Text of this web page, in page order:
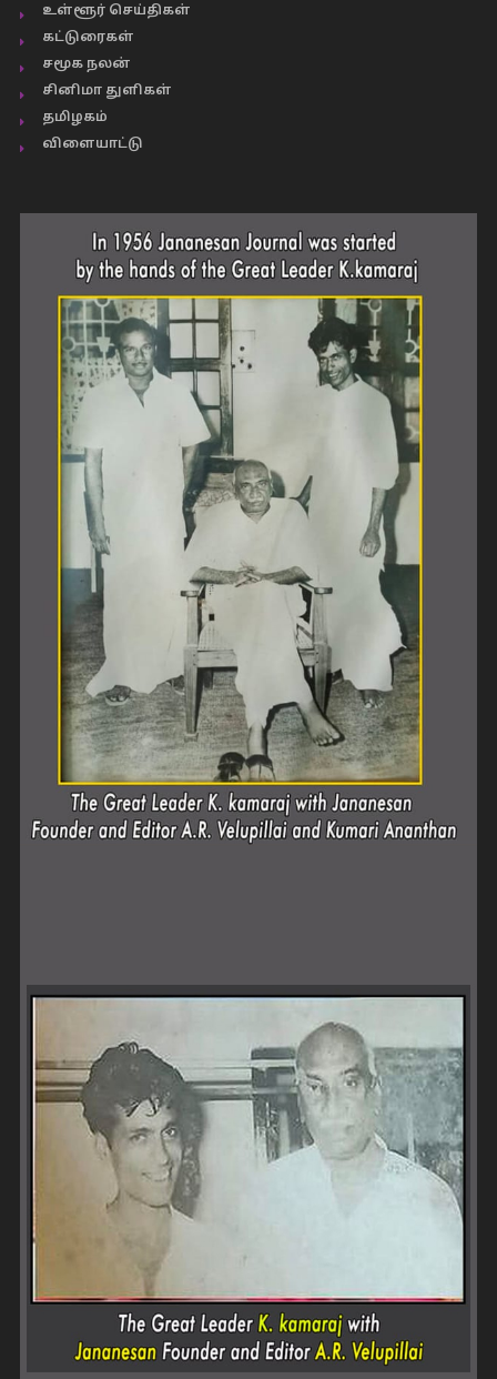
உள்ளூர் செய்திகள்
கட்டுரைகள்
சமூக நலன்
சினிமா துளிகள்
தமிழகம்
விளையாட்டு